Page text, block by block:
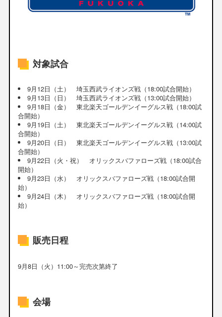
対象試合
9月12日（土） 埼玉西武ライオンズ戦（18:00試合開始）
9月13日（日） 埼玉西武ライオンズ戦（13:00試合開始）
9月18日（金） 東北楽天ゴールデンイーグルス戦（18:00試
合開始）
9月19日（土） 東北楽天ゴールデンイーグルス戦（14:00試
合開始）
9月20日（日） 東北楽天ゴールデンイーグルス戦（13:00試
合開始）
9月22日（火・祝） オリックスバファローズ戦（18:00試合
開始）
9月23日（水） オリックスバファローズ戦（18:00試合開
始）
9月24日（木） オリックスバファローズ戦（18:00試合開
始）
販売日程
9月8日（火）11:00～完売次第終了
会場